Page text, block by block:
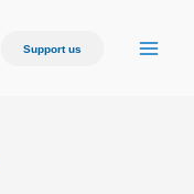
Support us